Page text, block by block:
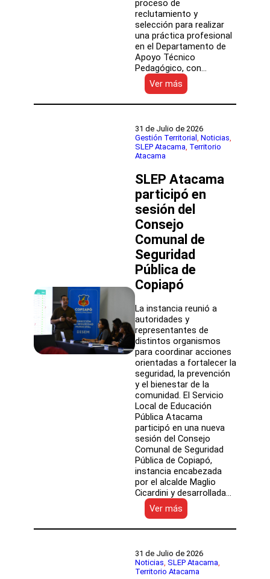
proceso de
reclutamiento y
selección para realizar
una práctica profesional
en el Departamento de
Apoyo Técnico
Pedagógico, con…
Ver más
SLEP
Atacama
convocatoria
para
práctica
Apoyo
Técnico
Pedagógico
31 de Julio de 2026
Gestión Territorial , Noticias
SLEP Atacama, Territorio
Atacama
SLEP Atacama
participó en
sesión del
Consejo
Comunal de
Seguridad
Pública de
Copiapó
La instancia reunió a
autoridades y
representantes de
distintos organismos
para coordinar acciones
orientadas a fortalecer la
seguridad, la prevención
y el bienestar de la
comunidad. El Servicio
Local de Educación
Pública Atacama
participó en una nueva
sesión del Consejo
Comunal de Seguridad
Pública de Copiapó,
instancia encabezada
por el alcalde Maglio
Cicardini y desarrollada…
Ver más
SLEP
Atacama
en
sesión
del
31 de Julio de 2026
Noticias SLEP Atacama
Territorio Atacama